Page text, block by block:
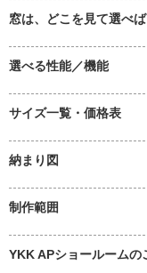
窓は、どこを見て選べ
選べる性能／機能
サイズ一覧・価格表
納まり図
制作範囲
YKK APショールームの